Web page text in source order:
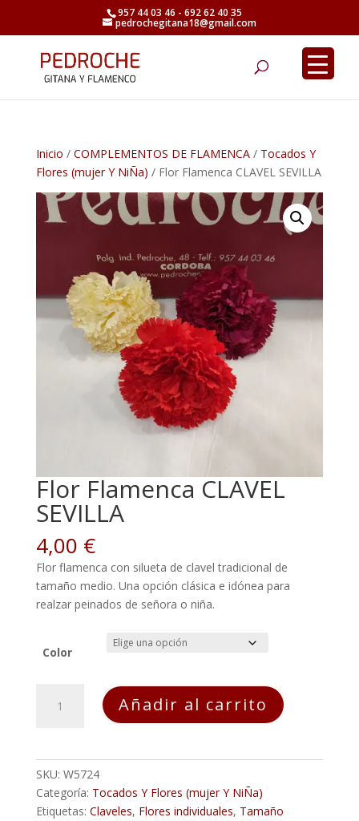
957 44 03 46 - 692 62 40 35
pedrochegitana18@gmail.com
Inicio / COMPLEMENTOS DE FLAMENCA/ Tocados Y
Flores (mujer Y NiÑa) / Flor Flamenca CLAVEL SEVILLA
Flor Flamenca CLAVEL
SEVILLA
4,00 €
Flor flamenca con silueta de clavel tradicional de
tamaño medio. Una opción clásica e idónea para
realzar peinados de señora o niña.
Color
Flamenca
Añadir al carrito
SKU: W5724
Categoría: Tocados Y Flores (mujer Y NiÑa)
Etiquetas: Claveles, Flores individuales, Tamaño